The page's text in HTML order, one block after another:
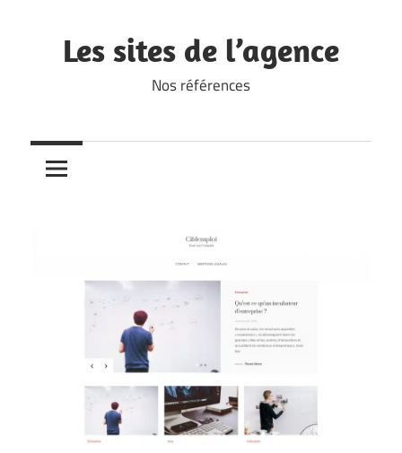
contentLes sites de l’agence
Nos références